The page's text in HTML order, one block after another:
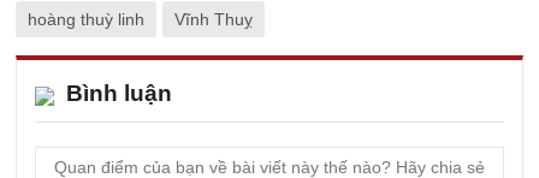
hoàng thuỳ linh Vĩnh Thuỵ
Bình luận